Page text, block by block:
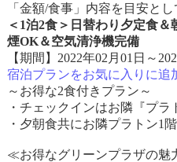
「金額/食事」内容を目安とし
＜1泊2食＞日替わり夕定食
煙OK＆空気清浄機完備
【期間】2022年02月01日～
宿泊プランをお気に入りに追
～お得な2食付きプラン～
・チェックインはお隣『プ
・夕朝食共にお隣プラトン1
≪お得なグリーンプラザの魅